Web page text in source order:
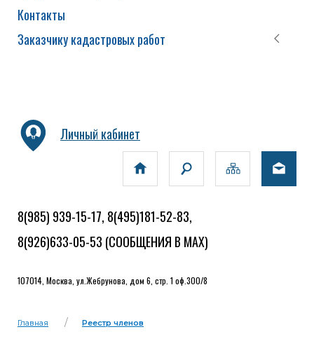
Контакты
Заказчику кадастровых работ
Личный кабинет
8(985) 939-15-17, 8(495)181-52-83,
8(926)633-05-53 (СООБЩЕНИЯ В MAX)
107014, Москва, ул.Жебрунова, дом 6, стр. 1 оф.300/8
Главная Реестр членов